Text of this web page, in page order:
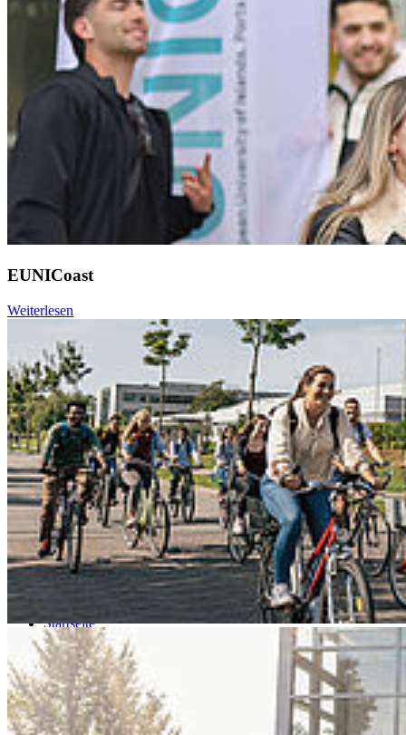
EUNICoast
Weiterlesen
Go to slide 1
Go to slide 2
Go to slide 3
Go to slide 4
Go to slide 5
Go to slide 6
Go to slide 7
Go to slide 8
Go to slide 9
Startseite
HOST
Im Portrait
Spitzensport
Hoch­schu­le des Spit­zen­sports